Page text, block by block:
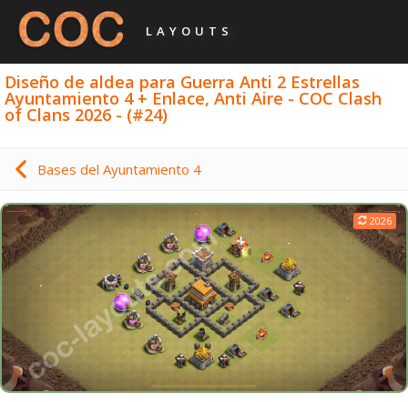
LAYOUTS
Diseño de aldea para Guerra Anti 2 Estrellas
Ayuntamiento 4 + Enlace, Anti Aire - COC Clash
of Clans 2026 - (#24)
Bases del Ayuntamiento 4
2026